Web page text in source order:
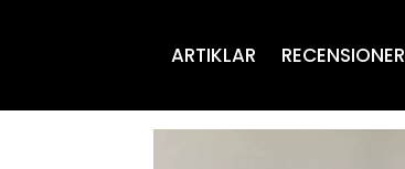
ARTIKLAR RECENSIONER